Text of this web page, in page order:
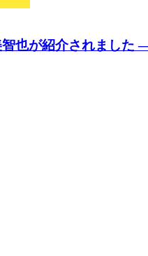
也が紹介されまし